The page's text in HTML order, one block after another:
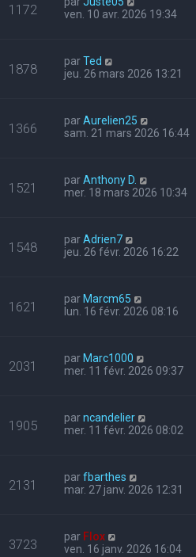
1172
ven. 10 avr. 2026 19:34
1878 parTed
jeu. 26 mars 2026 13:21
1366 parAurelien25
sam. 21 mars 2026 16:44
1521 parAnthony D.
mer. 18 mars 2026 10:34
1548 parAdrien7
jeu. 26 févr. 2026 16:22
1621 par Marcm65
lun. 16 févr. 2026 08:16
2031 par Marc1000
mer. 11 févr. 2026 09:37
1905 parncandelier
mer. 11 févr. 2026 08:02
2131 parfbarthes
mar. 27 janv. 2026 12:31
3723 par Flox
ven. 16 janv. 2026 16:04